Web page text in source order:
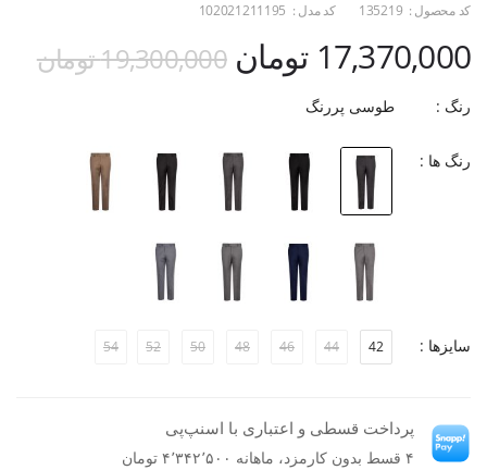
کد محصول : 135219 کد مدل : 102021211195
17,370,000 تومان 19,300,000 تومان
رنگ : طوسی پررنگ
رنگ ها :
سایزها : 42
44
46
48
50
52
54
پرداخت قسطی و اعتباری با اسنپ‌پی
۴ قسط بدون کارمزد، ماهانه ۴٬۳۴۲٬۵۰۰ تومان